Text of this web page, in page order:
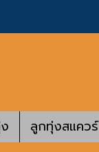
ลูกทุ่งสแควร์